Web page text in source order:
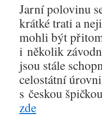
Jarní polovinu
krátké trati a
mohli být
i několik
jsou stále
celostátní
s českou
zde